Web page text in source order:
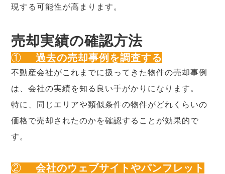
現する可能性が高まります。
売却実績の確認方法
①過去の売却事例を調査する
不動産会社がこれまでに扱ってきた物件の売却事例
は、会社の実績を知る良い手がかりになります。
特に、同じエリアや類似条件の物件がどれくらいの
価格で売却されたのかを確認することが効果的で
す。
②会社のウェブサイトやパンフレット